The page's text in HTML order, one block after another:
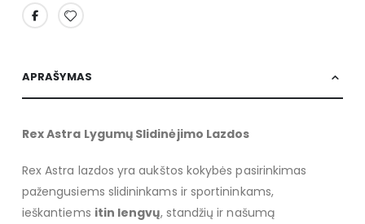
APRAŠYMAS
Rex Astra Lygumų Slidinėjimo Lazdos
Rex Astra lazdos yra aukštos kokybės pasirinkimas
pažengusiems slidininkams ir sportininkams,
ieškantiems itin lengvų, standžių ir našumą